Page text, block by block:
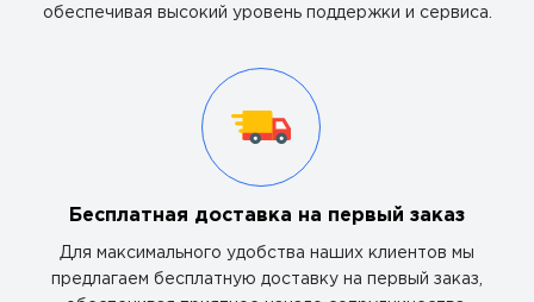
обеспечивая высокий уровень поддержки и сервиса.
Бесплатная доставка на первый заказ
Для максимального удобства наших клиентов мы
предлагаем бесплатную доставку на первый заказ,